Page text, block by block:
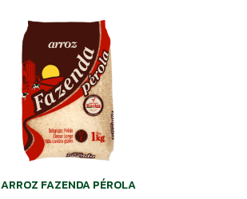
ARROZ FAZENDA PÉROLA